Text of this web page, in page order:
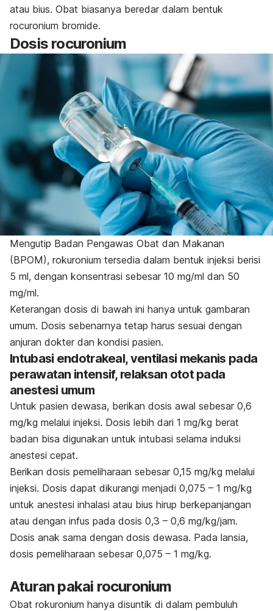
atau bius. Obat biasanya beredar dalam bentuk
rocuronium bromide.
Dosis rocuronium
Mengutip Badan Pengawas Obat dan Makanan
(BPOM), rokuronium tersedia dalam bentuk injeksi berisi
5 ml, dengan konsentrasi sebesar 10 mg/ml dan 50
mg/ml.
Keterangan dosis di bawah ini hanya untuk gambaran
umum. Dosis sebenarnya tetap harus sesuai dengan
anjuran dokter dan kondisi pasien.
Intubasi endotrakeal, ventilasi mekanis pada
perawatan intensif, relaksan otot pada
anestesi umum
Untuk pasien dewasa, berikan dosis awal sebesar 0,6
mg/kg melalui injeksi. Dosis lebih dari 1 mg/kg berat
badan bisa digunakan untuk intubasi selama induksi
anestesi cepat.
Berikan dosis pemeliharaan sebesar 0,15 mg/kg melalui
injeksi. Dosis dapat dikurangi menjadi 0,075 – 1 mg/kg
untuk anestesi inhalasi atau bius hirup berkepanjangan
atau dengan infus pada dosis 0,3 – 0,6 mg/kg/jam.
Dosis anak sama dengan dosis dewasa. Pada lansia,
dosis pemeliharaan sebesar 0,075 – 1 mg/kg.
Aturan pakai rocuronium
Obat rokuronium hanya disuntik di dalam pembuluh